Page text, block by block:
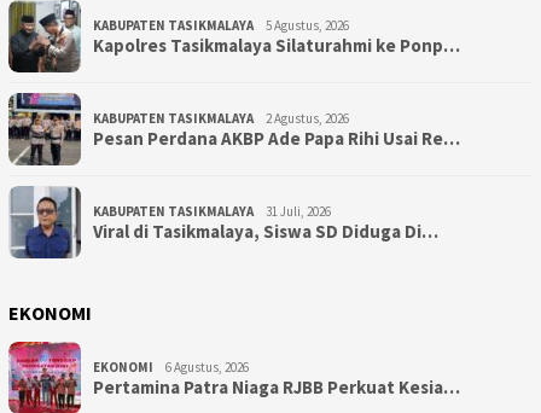
KABUPATEN TASIKMALAYA 5 Agustus, 2026
Kapolres Tasikmalaya Silaturahmi ke Ponp…
KABUPATEN TASIKMALAYA 2 Agustus, 2026
Pesan Perdana AKBP Ade Papa Rihi Usai Re…
KABUPATEN TASIKMALAYA 31 Juli, 2026
Viral di Tasikmalaya, Siswa SD Diduga Di…
EKONOMI
EKONOMI 6 Agustus, 2026
Pertamina Patra Niaga RJBB Perkuat Kesia…